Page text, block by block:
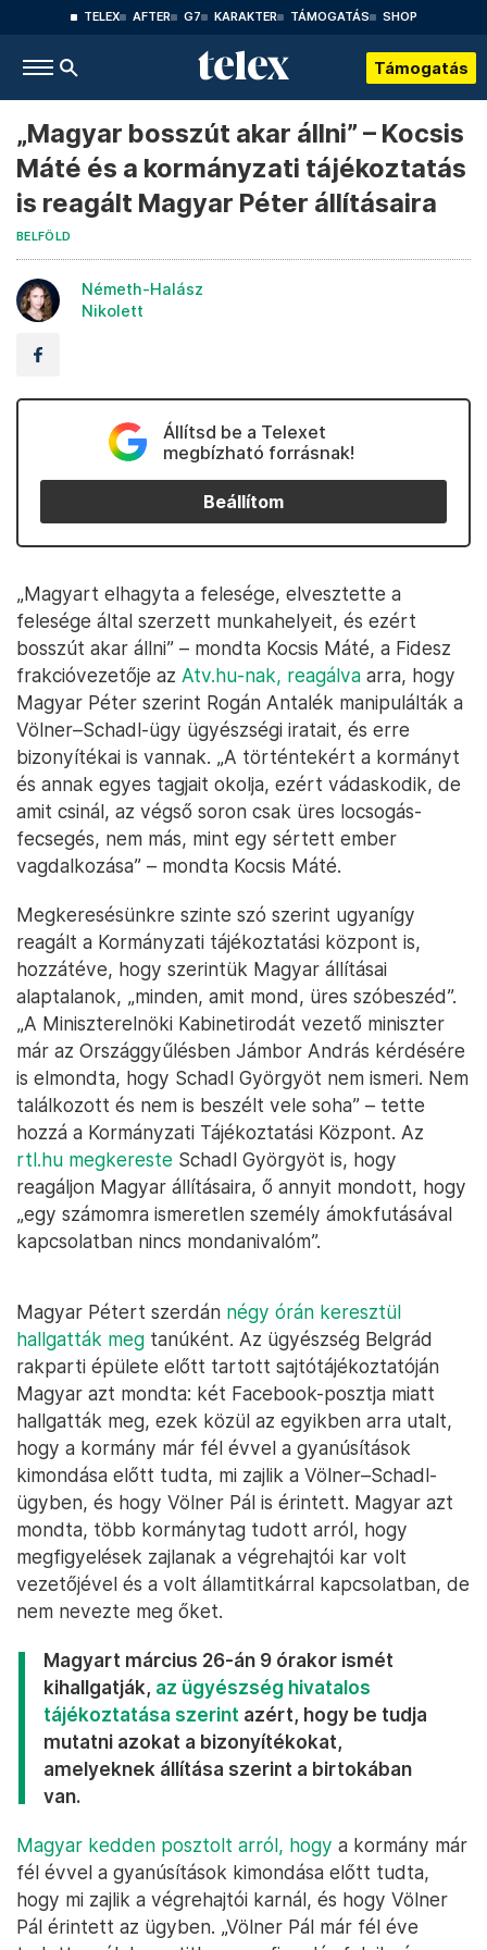
TELEX AFTER G7 KARAKTER TÁMOGATÁS SHOP
Támogatás
„Magyar bosszút akar állni” – Kocsis
Máté és a kormányzati tájékoztatás
is reagált Magyar Péter állításaira
BELFÖLD
Németh-Halász
Nikolett
Állítsd be a Telexet
megbízható forrásnak!
Beállítom
„Magyart elhagyta a felesége, elvesztette a
felesége által szerzett munkahelyeit, és ezért
bosszút akar állni” – mondta Kocsis Máté, a Fidesz
frakcióvezetője az Atv.hu-nak, reagálva arra, hogy
Magyar Péter szerint Rogán Antalék manipulálták a
Völner–Schadl-ügy ügyészségi iratait, és erre
bizonyítékai is vannak. „A történtekért a kormányt
és annak egyes tagjait okolja, ezért vádaskodik, de
amit csinál, az végső soron csak üres locsogás-
fecsegés, nem más, mint egy sértett ember
vagdalkozása” – mondta Kocsis Máté.
Megkeresésünkre szinte szó szerint ugyanígy
reagált a Kormányzati tájékoztatási központ is,
hozzátéve, hogy szerintük Magyar állításai
alaptalanok, „minden, amit mond, üres szóbeszéd”.
„A Miniszterelnöki Kabinetirodát vezető miniszter
már az Országgyűlésben Jámbor András kérdésére
is elmondta, hogy Schadl Györgyöt nem ismeri. Nem
találkozott és nem is beszélt vele soha” – tette
hozzá a Kormányzati Tájékoztatási Központ. Az
rtl.hu megkereste Schadl Györgyöt is, hogy
reagáljon Magyar állításaira, ő annyit mondott, hogy
„egy számomra ismeretlen személy ámokfutásával
kapcsolatban nincs mondanivalóm”.
Magyar Pétert szerdán négy órán keresztül
hallgatták meg tanúként. Az ügyészség Belgrád
rakparti épülete előtt tartott sajtótájékoztatóján
Magyar azt mondta: két Facebook-posztja miatt
hallgatták meg, ezek közül az egyikben arra utalt,
hogy a kormány már fél évvel a gyanúsítások
kimondása előtt tudta, mi zajlik a Völner–Schadl-
ügyben, és hogy Völner Pál is érintett. Magyar azt
mondta, több kormánytag tudott arról, hogy
megfigyelések zajlanak a végrehajtói kar volt
vezetőjével és a volt államtitkárral kapcsolatban, de
nem nevezte meg őket.
Magyart március 26-án 9 órakor ismét
kihallgatják, az ügyészség hivatalos
tájékoztatása szerint azért, hogy be tudja
mutatni azokat a bizonyítékokat,
amelyeknek állítása szerint a birtokában
van.
Magyar kedden posztolt arról, hogy a kormány már
fél évvel a gyanúsítások kimondása előtt tudta,
hogy mi zajlik a végrehajtói karnál, és hogy Völner
Pál érintett az ügyben. „Völner Pál már fél éve